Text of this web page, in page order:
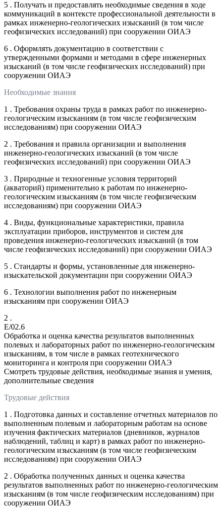
5 . Получать и предоставлять необходимые сведения в ходе
коммуникаций в контексте профессиональной деятельности в
рамках инженерно-геологических изысканий (в том числе
геофизических исследований) при сооружении ОИАЭ
6 . Оформлять документацию в соответствии с
утвержденными формами и методами в сфере инженерных
изысканий (в том числе геофизических исследований) при
сооружении ОИАЭ
Необходимые знания
1 . Требования охраны труда в рамках работ по инженерно-
геологическим изысканиям (в том числе геофизическим
исследованиям) при сооружении ОИАЭ
2 . Требования и правила организации и выполнения
инженерно-геологических изысканий (в том числе
геофизических исследований) при сооружении ОИАЭ
3 . Природные и техногенные условия территорий
(акваторий) применительно к работам по инженерно-
геологическим изысканиям (в том числе геофизическим
исследованиям) при сооружении ОИАЭ
4 . Виды, функциональные характеристики, правила
эксплуатации приборов, инструментов и систем для
проведения инженерно-геологических изысканий (в том
числе геофизических исследований) при сооружении ОИАЭ
5 . Стандарты и формы, установленные для инженерно-
изыскательской документации при сооружении ОИАЭ
6 . Технологии выполнения работ по инженерным
изысканиям при сооружении ОИАЭ
2 .
E/02.6
Обработка и оценка качества результатов выполненных
полевых и лабораторных работ по инженерно-геологическим
изысканиям, в том числе в рамках геотехнического
мониторинга и контроля при сооружении ОИАЭ
Смотреть трудовые действия, необходимые знания и умения,
дополнительные сведения
Трудовые действия
1 . Подготовка данных и составление отчетных материалов по
выполненным полевым и лабораторным работам на основе
изучения фактических материалов (дневников, журналов
наблюдений, таблиц и карт) в рамках работ по инженерно-
геологическим изысканиям (в том числе геофизическим
исследованиям) при сооружении ОИАЭ
2 . Обработка полученных данных и оценка качества
результатов выполненных работ по инженерно-геологическим
изысканиям (в том числе геофизическим исследованиям) при
сооружении ОИАЭ